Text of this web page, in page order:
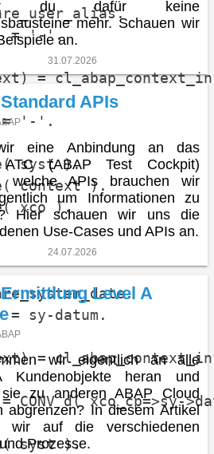
= '-'.
=
= '-'.
syst ).
context ).
xco ).
sy-datum.
=
d( xco_cp=>sy-
syst ).
du dafür keine
mehr. Schauen wir
an.
31.07.2026
APIs
eine Anbindung an das
ATC (ABAP Test Cockpit)
welche APIs brauchen wir
um Informationen zu
Hier schauen wir uns die
Use-Cases und APIs an.
24.07.2026
Level A
wir eigentlich an alle
Kundenobjekte heran und
zu anderen ABAP Cloud
abgrenzen? In diesem Artikel
wir auf die verschiedenen
Prozesse.